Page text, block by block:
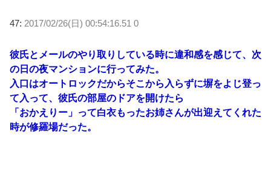
47: 2017/02/26(日) 00:54:16.51 0
彼氏とメールのやり取りしている時に違和感を感じて、次
の日の夜マンションに行ってみた。
入口はオートロックだからそこから入らずに塀をよじ登っ
て入って、彼氏の部屋のドアを開けたら
「おかえりー」って白衣もったお姉さんが出迎えてくれた
時が修羅場だった。